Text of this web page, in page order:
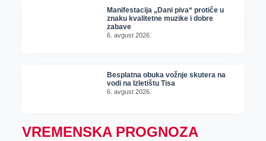
Manifestacija „Dani piva“ protiče u
znaku kvalitetne muzike i dobre
zabave
6. avgust 2026.
Besplatna obuka vožnje skutera na
vodi na Izletištu Tisa
6. avgust 2026.
VREMENSKA PROGNOZA